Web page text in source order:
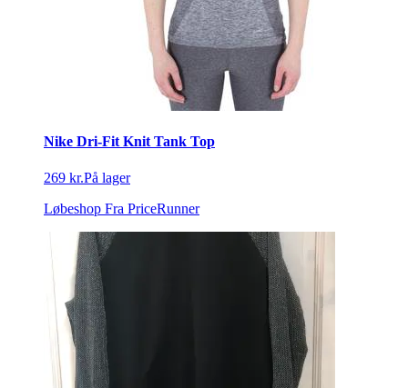
Nike Dri-Fit Knit Tank Top
269 kr.På lager
Løbeshop Fra PriceRunner